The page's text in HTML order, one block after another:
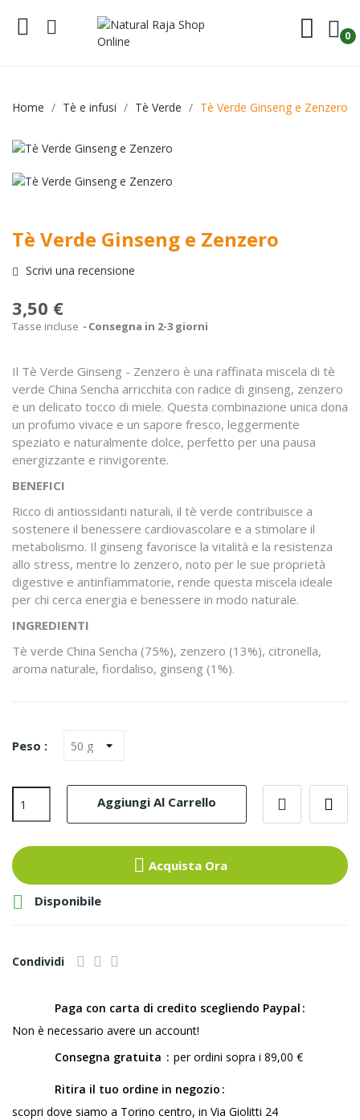
0
Home Tè e infusi Tè Verde Tè Verde Ginseng e Zenzero
Tè Verde Ginseng e Zenzero
Scrivi una recensione
3,50 €
Tasse incluse Consegna in 2-3 giorni
Il Tè Verde Ginseng - Zenzero è una raffinata miscela di tè
verde China Sencha arricchita con radice di ginseng, zenzero
e un delicato tocco di miele. Questa combinazione unica dona
un profumo vivace e un sapore fresco, leggermente
speziato e naturalmente dolce, perfetto per una pausa
energizzante e rinvigorente.
BENEFICI
Ricco di antiossidanti naturali, il tè verde contribuisce a
sostenere il benessere cardiovascolare e a stimolare il
metabolismo. Il ginseng favorisce la vitalità e la resistenza
allo stress, mentre lo zenzero, noto per le sue proprietà
digestive e antinfiammatorie, rende questa miscela ideale
per chi cerca energia e benessere in modo naturale.
INGREDIENTI
Tè verde China Sencha (75%), zenzero (13%), citronella,
aroma naturale, fiordaliso, ginseng (1%).
Peso :
Aggiungi Al Carrello
Acquista Ora
 Disponibile
Condividi
Paga con carta di credito scegliendo Paypal
Non è necessario avere un account!
Consegna gratuita
per ordini sopra i 89,00 €
Ritira il tuo ordine in negozio
scopri dove siamo a Torino centro, in Via Giolitti 24